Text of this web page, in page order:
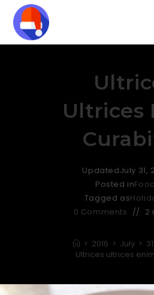
Ultrices
UpdatedJuly 31,
Posted inFood
Tagged as
0 Comments
2
> 2016 > July > 31
Ultrices ultrices